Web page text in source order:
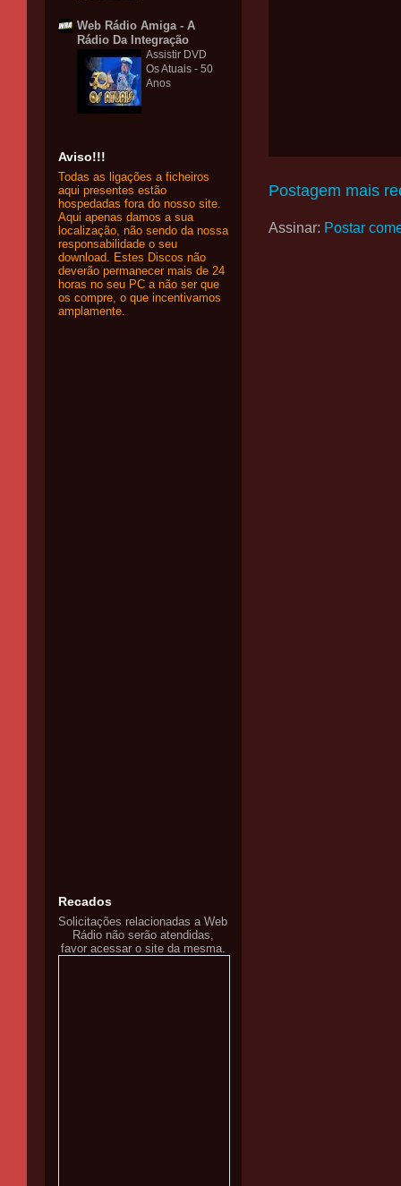
Postagem mais
Assinar: Postar
Web Rádio Amiga - A
Rádio Da Integração
Assistir DVD
Os Atuais - 50
Anos
Aviso!!!
Todas as ligações a ficheiros
aqui presentes estão
hospedadas fora do nosso site.
Aqui apenas damos a sua
localização, não sendo da nossa
responsabilidade o seu
download. Estes Discos não
deverão permanecer mais de 24
horas no seu PC a não ser que
os compre, o que incentivamos
amplamente.
Recados
Solicitações relacionadas a Web
Rádio não serão atendidas,
favor acessar o site da mesma.